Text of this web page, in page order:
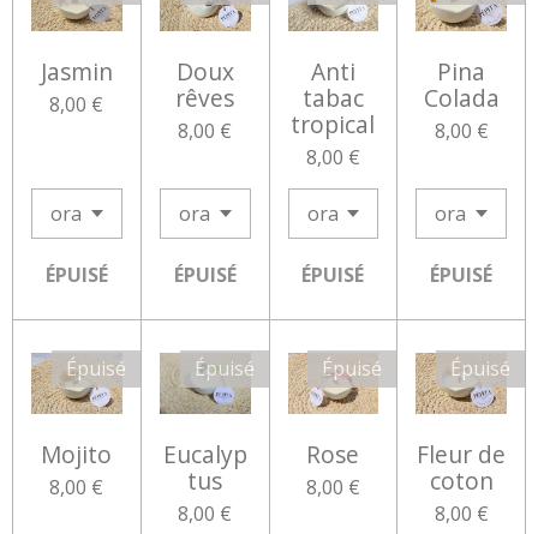
Jasmin
8,00 €
ÉPUISÉ
Doux
rêves
8,00 €
ÉPUISÉ
Anti
tabac
tropical
8,00 €
ÉPUISÉ
Pina
Colada
8,00 €
ÉPUISÉ
Épuisé
Mojito
8,00 €
Épuisé
Eucalyp
tus
8,00 €
Épuisé
Rose
8,00 €
Épuisé
Fleur de
coton
8,00 €